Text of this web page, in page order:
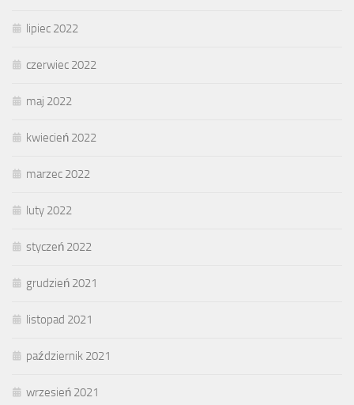
lipiec 2022
czerwiec 2022
maj 2022
kwiecień 2022
marzec 2022
luty 2022
styczeń 2022
grudzień 2021
listopad 2021
październik 2021
wrzesień 2021